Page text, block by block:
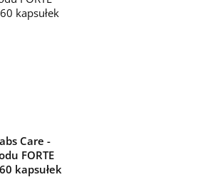
Care -
FORTE
kapsułek